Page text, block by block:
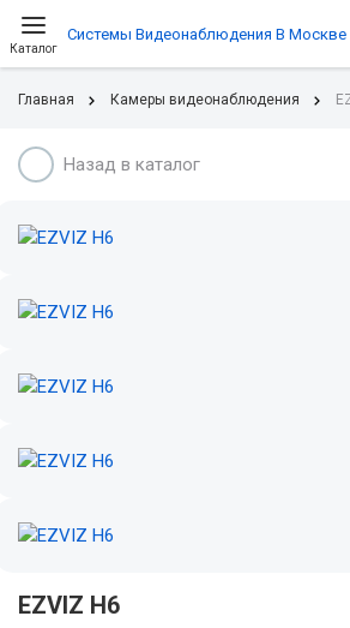
Каталог
Системы Видеонаблюдения В Москве
Главная Камеры видеонаблюдения
Назад в каталог
EZVIZ H6